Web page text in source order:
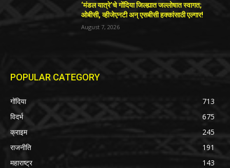
‘मंडल यात्रे’चे गोंदिया जिल्ह्यात जल्लोषात स्वागत;
ओबीसी, व्हीजेएनटी अन् एसबीसी हक्कांसाठी एल्गार!
August 7, 2026
POPULAR CATEGORY
गोंदिया
713
विदर्भ
675
क्राइम
245
राजनीति
191
महाराष्ट्र
143